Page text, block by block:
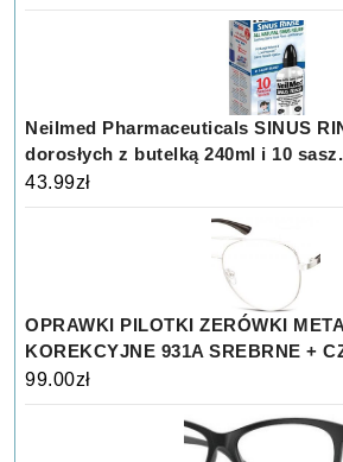
Neilmed Pharmaceuticals SINUS
dorosłych z butelką 240ml i 10 sasz.
43.99zł
OPRAWKI PILOTKI ZERÓWKI
KOREKCYJNE 931A SREBRNE +
99.00zł